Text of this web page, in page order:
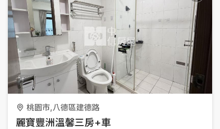
桃園市,八德區建德路
麗寶豐洲溫馨三房+車